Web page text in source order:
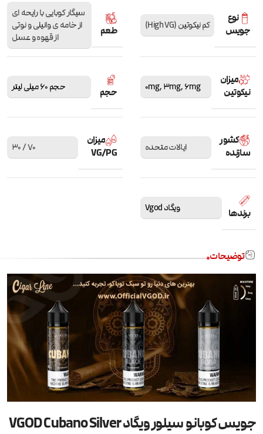
نوع
جویس
کم نیکوتین (High VG) طعم
سیگار کوبایی با رایحه ای
از خامه ی وانیلی و نوتی
از قهوه و عسل
میزان
نیکوتین
0mg,3mg,6mg حجم حجم 60 میلی لیتر
کشور
سازنده
ایالات متحده
میزان
VG/PG
70 / 30
برندها ویگاد Vgod
توضیحات
جویس کوبانو سیلور ویگاد VGOD Cubano Silver